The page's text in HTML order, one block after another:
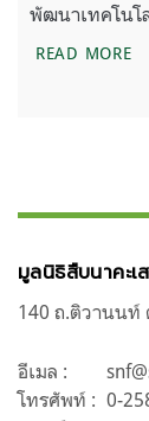
พัฒนาเทคโนโ
READ MOREภู
มูลนิธิสืบนาคะเ
140 ถ.ติวานนท์
อีเมล :
โทรศัพท์ : 0-